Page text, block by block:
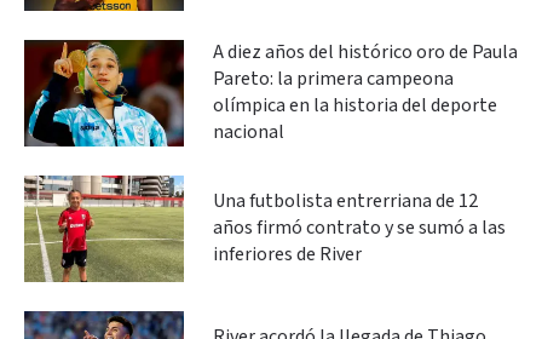
A diez años del histórico oro de Paula
Pareto: la primera campeona
olímpica en la historia del deporte
nacional
Una futbolista entrerriana de 12
años firmó contrato y se sumó a las
inferiores de River